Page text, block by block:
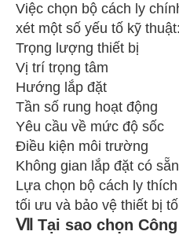
Việc chọn bộ cách ly
xét một số yếu tố kỹ thuật:
Trọng lượng thiết bị
Vị trí trọng tâm
Hướng lắp đặt
Tần số rung hoạt động
Yêu cầu về mức độ sốc
Điều kiện môi trường
Không gian lắp đặt có sẵn
Lựa chọn bộ cách ly
tối ưu và bảo vệ thiết bị
Ⅶ Tại sao chọn